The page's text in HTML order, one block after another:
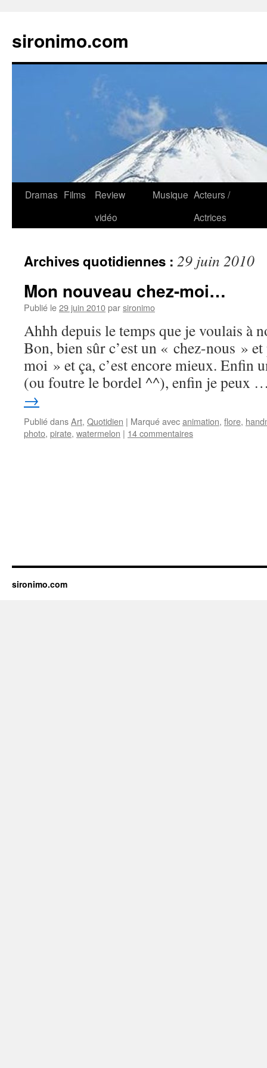
sironimo.com
Aller
Dramas Films
Review
vidéo
Musique Acteurs /
Actrices
Archives quotidiennes : 29 juin 2010
Mon nouveau chez-moi…
Publié le29 juin 2010parsironimo
Ahhh depuis le temps que je voulais à
Bon, bien sûr c’est un « chez-nous »
moi » et ça, c’est encore mieux. Enfin
(ou foutre le bordel ^^), enfin je peux
→
Publié dansArt, Quotidien | Marqué avecanimation, flore,
photo, pirate, watermelon | 14 commentaires
sironimo.com